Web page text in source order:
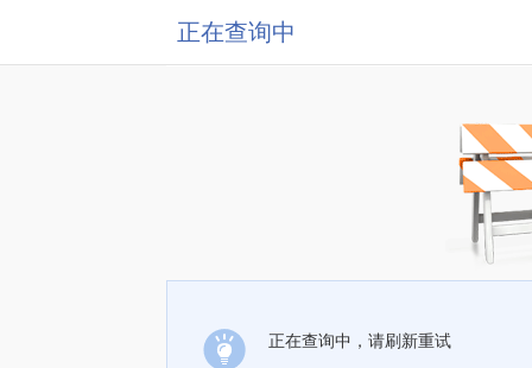
正在查询中
正在查询中，请刷新重试